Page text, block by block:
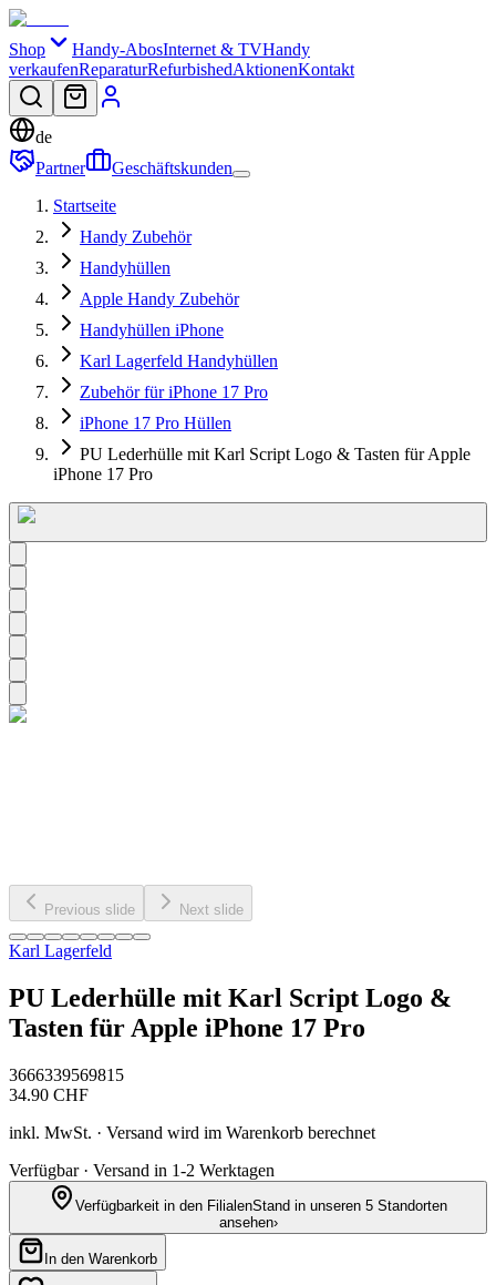
Shop Handy-AbosInternet & TVHandy
verkaufenReparaturRefurbishedAktionenKontakt
de
Partner
Geschäftskunden
Startseite
Handy Zubehör
Handyhüllen
Apple Handy Zubehör
Handyhüllen iPhone
Karl Lagerfeld Handyhüllen
Zubehör für iPhone 17 Pro
iPhone 17 Pro Hüllen
PU Lederhülle mit Karl Script Logo & Tasten für Apple
iPhone 17 Pro
Previous slide Next slide
Karl Lagerfeld
PU Lederhülle mit Karl Script Logo &
Tasten für Apple iPhone 17 Pro
3666339569815
34.90 CHF
inkl. MwSt. · Versand wird im Warenkorb berechnet
Verfügbar · Versand in 1-2 Werktagen
Verfügbarkeit in den FilialenStand in unseren 5 Standorten
ansehen›
In den Warenkorb